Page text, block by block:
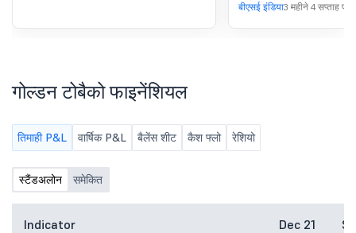
बीएसई इंडिया3 महीने 4 सप्ताह
गोल्डन टोबैको फाइनेंशियल
तिमाही P&L वार्षिक P&L बैलेंस शीट कैश फ्लो रेशियो
स्टैंडअलोन समेकित
Indicator Dec 21